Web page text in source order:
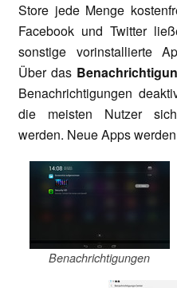
Store jede Menge
Facebook und Twitter
sonstige vorinstallierte
Über das
Benachrichtigungen
die meisten Nutzer
werden. Neue Apps
Benachrichtigungen